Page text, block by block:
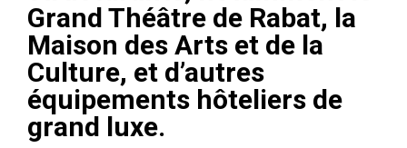
Grand Théâtre de Rabat, la
Maison des Arts et de la
Culture, et d’autres
équipements hôteliers de
grand luxe.